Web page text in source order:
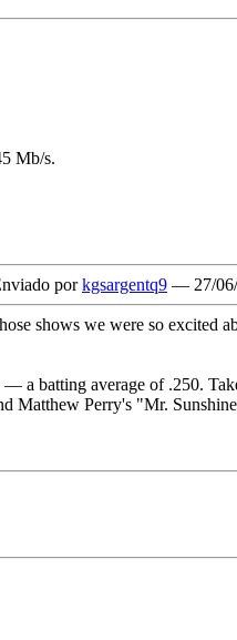
Mb/s.
porkgsargentq9 — 27/06/
shows we were so excited
a batting average of .250.
Matthew Perry's "Mr.